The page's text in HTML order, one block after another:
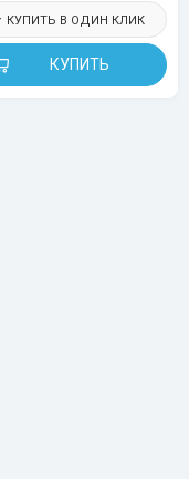
КУПИТЬ
КУПИТЬ В ОДИН КЛИК